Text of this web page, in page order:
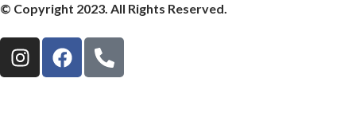
© Copyright 2023. All Rights Reserved.